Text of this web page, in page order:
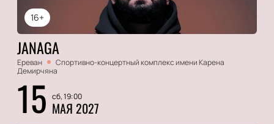
16+
JANAGA
Ереван
Спортивно-концертный комплекс имени Карена
Демирчяна
15 сб, 19:00
МАЯ 2027